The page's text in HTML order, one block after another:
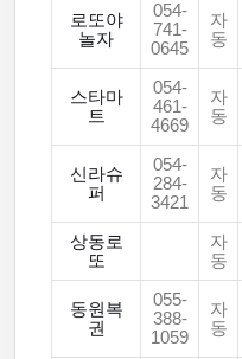
로또야
놀자
054-
741-
0645
자
동
스타마
트
054-
461-
4669
자
동
신라슈
퍼
054-
284-
3421
자
동
상동로
또
자
동
동원복
권
055-
388-
1059
자
동